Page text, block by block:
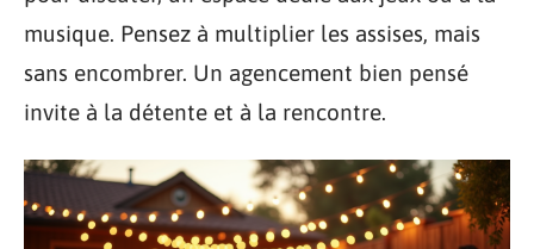
musique. Pensez à multiplier les assises, mais
sans encombrer. Un agencement bien pensé
invite à la détente et à la rencontre.